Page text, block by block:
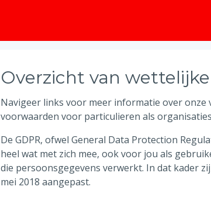
Overzicht van
Navigeer links voor meer informatie over onze
voorwaarden voor particulieren als
De GDPR, ofwel General Data Protection
heel wat met zich mee, ook voor jou als
die persoonsgegevens verwerkt. In dat kader
mei 2018 aangepast.